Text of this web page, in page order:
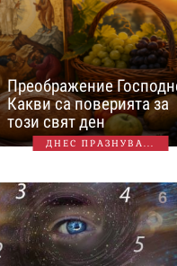
Преображение
Какви са поверията за
този свят ден
ДНЕС ПРАЗНУВА...